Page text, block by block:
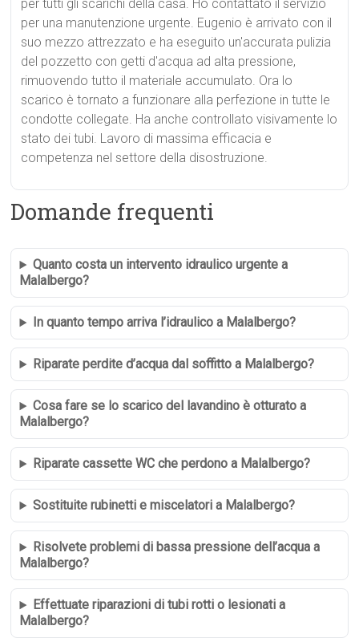
per tutti gli scarichi della casa. Ho contattato il servizio
per una manutenzione urgente. Eugenio è arrivato con il
suo mezzo attrezzato e ha eseguito un'accurata pulizia
del pozzetto con getti d'acqua ad alta pressione,
rimuovendo tutto il materiale accumulato. Ora lo
scarico è tornato a funzionare alla perfezione in tutte le
condotte collegate. Ha anche controllato visivamente lo
stato dei tubi. Lavoro di massima efficacia e
competenza nel settore della disostruzione.
Domande frequenti
Quanto costa un intervento idraulico urgente a
Malalbergo?
In quanto tempo arriva l’idraulico a Malalbergo?
Riparate perdite d’acqua dal soffitto a Malalbergo?
Cosa fare se lo scarico del lavandino è otturato a
Malalbergo?
Riparate cassette WC che perdono a Malalbergo?
Sostituite rubinetti e miscelatori a Malalbergo?
Risolvete problemi di bassa pressione dell’acqua a
Malalbergo?
Effettuate riparazioni di tubi rotti o lesionati a
Malalbergo?